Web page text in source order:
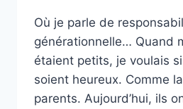
Où je parle de
générationnelle… Quand
étaient petits, je voulais
soient heureux. Comme
parents. Aujourd’hui, ils